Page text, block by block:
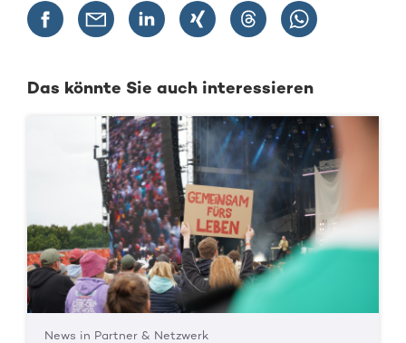
Das könnte Sie auch interessieren
News in Partner & Netzwerk